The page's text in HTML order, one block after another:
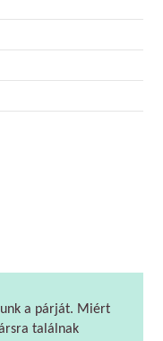
a párját. Miért
találnak